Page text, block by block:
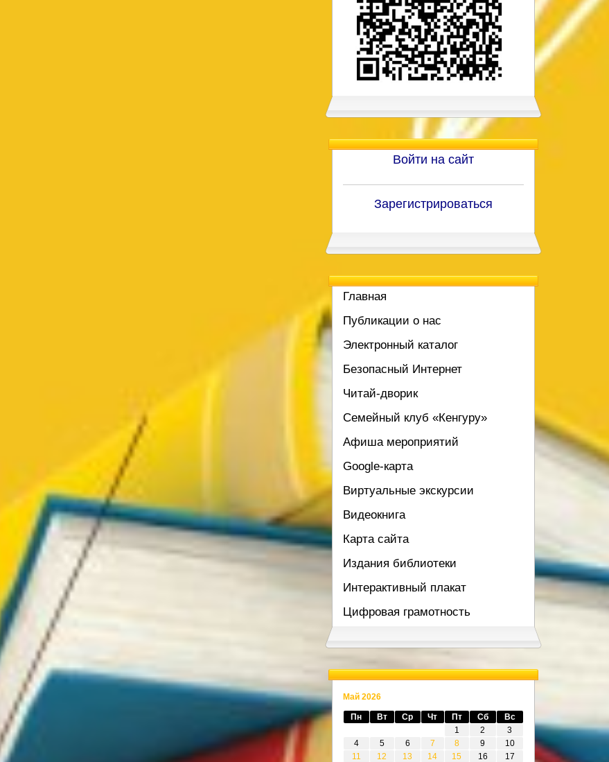
Войти на сайт
Зарегистрироваться
Главная
Публикации о нас
Электронный каталог
Безопасный Интернет
Читай-дворик
Семейный клуб «Кенгуру»
Афиша мероприятий
Google-карта
Виртуальные экскурсии
Видеокнига
Карта сайта
Издания библиотеки
Интерактивный плакат
Цифровая грамотность
Май 2026
Пн Вт Ср Чт Пт Сб
Вс
1
2
3
4
5 6 7 8 9
10
11
12 13 14 15 16
17